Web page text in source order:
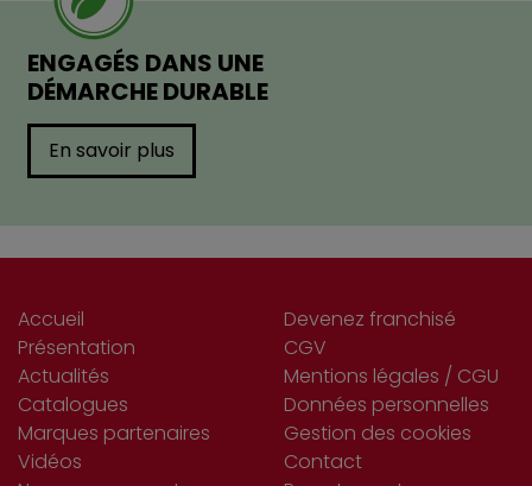
ENGAGÉS DANS UNE
DÉMARCHE DURABLE
En savoir plus
Accueil
Présentation
Actualités
Catalogues
Marques partenaires
Vidéos
Devenez franchisé
CGV
Mentions légales / CGU
Données personnelles
Gestion des cookies
Contact